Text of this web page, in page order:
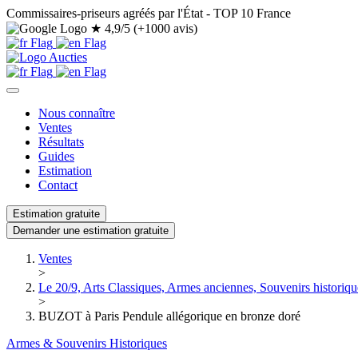
Commissaires-priseurs agréés par l'État - TOP 10 France
★ 4,9/5 (+1000 avis)
Nous connaître
Ventes
Résultats
Guides
Estimation
Contact
Estimation gratuite
Demander une estimation gratuite
Ventes
>
Le 20/9, Arts Classiques, Armes anciennes, Souvenirs
>
BUZOT à Paris Pendule allégorique en bronze doré
Armes & Souvenirs Historiques